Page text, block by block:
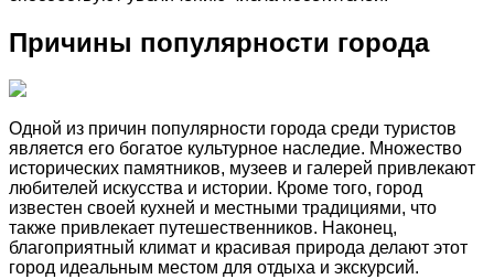
Причины популярности города
Одной из причин популярности города среди туристов
является его богатое культурное наследие. Множество
исторических памятников, музеев и галерей привлекают
любителей искусства и истории. Кроме того, город
известен своей кухней и местными традициями, что
также привлекает путешественников. Наконец,
благоприятный климат и красивая природа делают этот
город идеальным местом для отдыха и экскурсий.